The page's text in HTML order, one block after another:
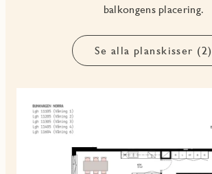
balkongens placering.
Se alla planskisser (2)